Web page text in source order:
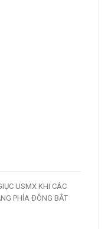
USMX KHI CÁC
PHÍA ĐÔNG BẮT